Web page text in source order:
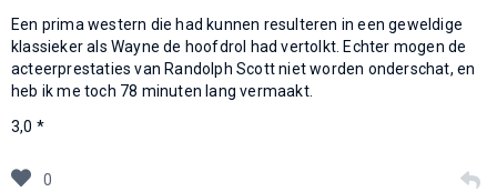
Een prima western die had kunnen resulteren in een geweldige
klassieker als Wayne de hoofdrol had vertolkt. Echter mogen de
acteerprestaties van Randolph Scott niet worden onderschat, en
heb ik me toch 78 minuten lang vermaakt.
3,0 *
0